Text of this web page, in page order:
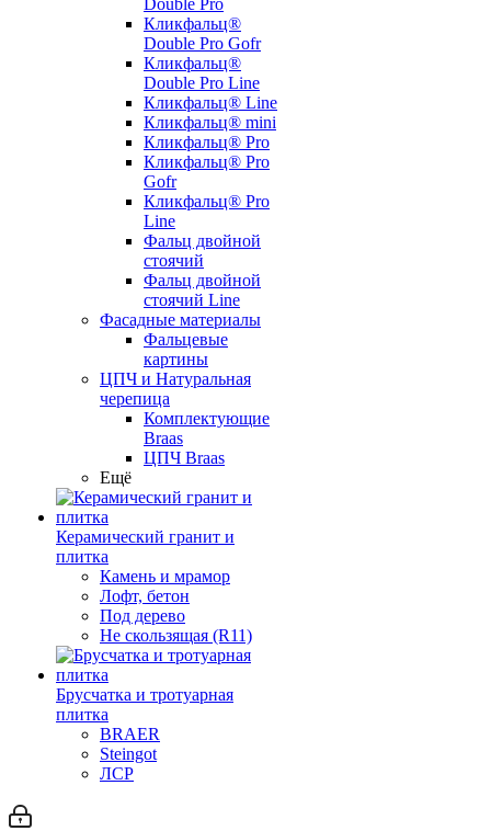
Double Pro
Кликфальц®
Double Pro Gofr
Кликфальц®
Double Pro Line
Кликфальц® Line
Кликфальц® mini
Кликфальц® Pro
Кликфальц® Pro
Gofr
Кликфальц® Pro
Line
Фальц двойной
стоячий
Фальц двойной
стоячий Line
Фасадные материалы
Фальцевые
картины
ЦПЧ и Натуральная
черепица
Комплектующие
Braas
ЦПЧ Braas
Ещё
Керамический гранит и
плитка
Камень и мрамор
Лофт, бетон
Под дерево
Не скользящая (R11)
Брусчатка и тротуарная
плитка
BRAER
Steingot
ЛСР